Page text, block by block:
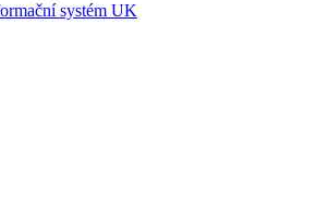
systém UK